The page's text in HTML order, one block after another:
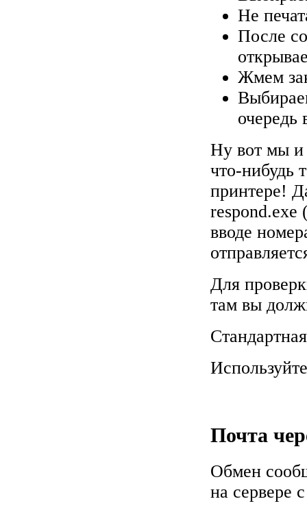
Не
После
Жмем
очередь
Ну вот мы
что-нибудь
принтере!
respond.exe
вводе
Для
там вы
Почта
Обмен
на сервере